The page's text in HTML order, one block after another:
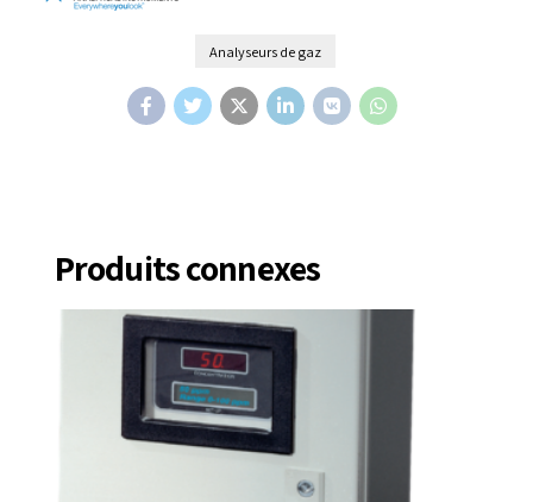
Analyseurs de gaz
Produits connexes